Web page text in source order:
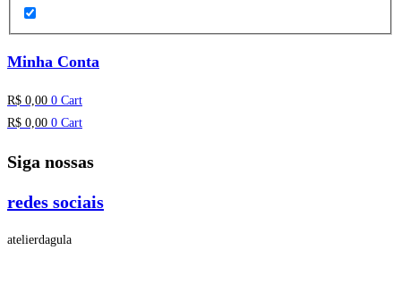
Minha Conta
R$ 0,00 0 Cart
R$ 0,00 0 Cart
Siga nossas
redes sociais
atelierdagula